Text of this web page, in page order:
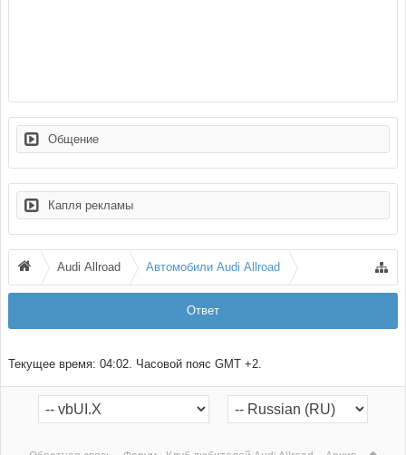
Общение
Капля рекламы
Ответ
Audi Allroad Автомобили Audi Allroad
Текущее время: 04:02. Часовой пояс GMT +2.